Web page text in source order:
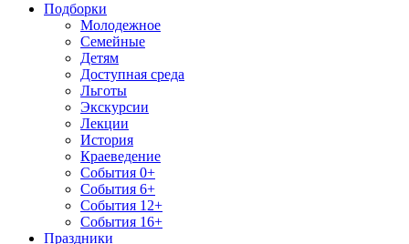
Подборки
Молодежное
Семейные
Детям
Доступная среда
Льготы
Экскурсии
Лекции
История
Краеведение
События 0+
События 6+
События 12+
События 16+
Праздники